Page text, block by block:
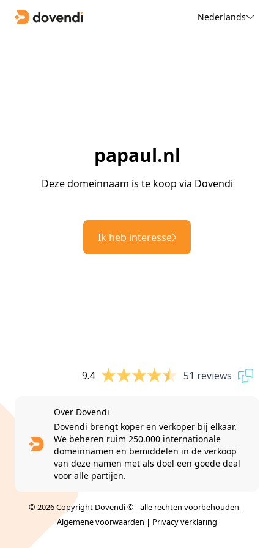
Nederlands
papaul.nl
Deze domeinnaam is te koop via Dovendi
Ik heb interesse
9.4 51 reviews
Over Dovendi
Dovendi brengt koper en verkoper bij elkaar.
We beheren ruim 250.000 internationale
domeinnamen en bemiddelen in de verkoop
van deze namen met als doel een goede deal
voor alle partijen.
© 2026 Copyright Dovendi © - alle rechten voorbehouden |
Algemene voorwaarden | Privacy verklaring